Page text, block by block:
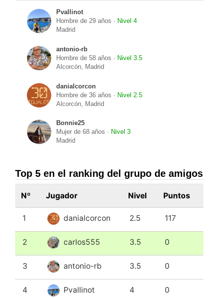
Pvallinot
Hombre de 29 años · Nivel 4
Madrid
antonio-rb
Hombre de 58 años · Nivel 3.5
Alcorcón, Madrid
danialcorcon
Hombre de 36 años · Nivel 2.5
Alcorcón, Madrid
Bonnie25
Mujer de 68 años · Nivel 3
Madrid
Top 5 en el ranking del grupo de amigos
Nº Jugador Nivel Puntos
1 danialcorcon 2.5 117
2 carlos555 3.5 0
3 antonio-rb 3.5 0
4 Pvallinot 4 0